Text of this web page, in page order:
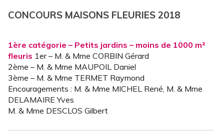
CONCOURS MAISONS FLEURIES 2018
1ère catégorie – Petits jardins – moins de 1000 m²
fleuris 1er – M. & Mme CORBIN Gérard
2ème – M. & Mme MAUPOIL Daniel
3ème – M. & Mme TERMET Raymond
Encouragements : M. & Mme MICHEL René, M. & Mme
DELAMAIRE Yves
M. & Mme DESCLOS Gilbert